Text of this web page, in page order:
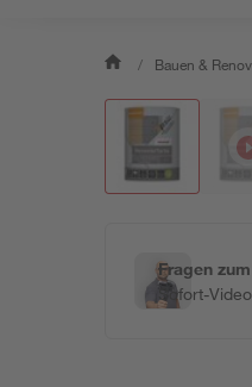
/ Bauen &
Fragen
Sofort-